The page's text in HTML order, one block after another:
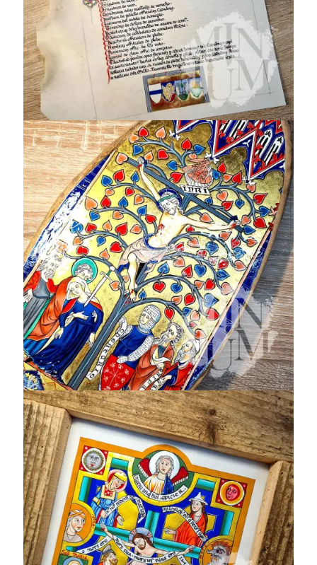
Crocifissione
Yolande de Soissons
MS M.729
Crocifissione
Messale
Stammheim